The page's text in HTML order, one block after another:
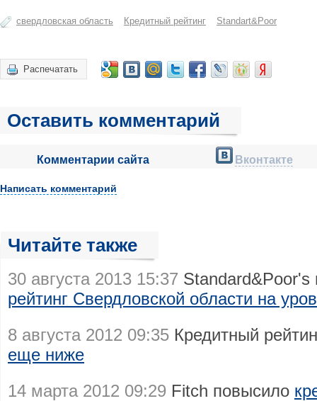
свердловская область Кредитный рейтинг Standart&Poor
Распечатать
Оставить комментарий
Комментарии сайта Вконтакте
Написать комментарий
Читайте также
30 августа 2013 15:37
рейтинг Свердловской области на
8 августа 2012 09:35 Кредитный
еще ниже
14 марта 2012 09:29 Fitch повысило